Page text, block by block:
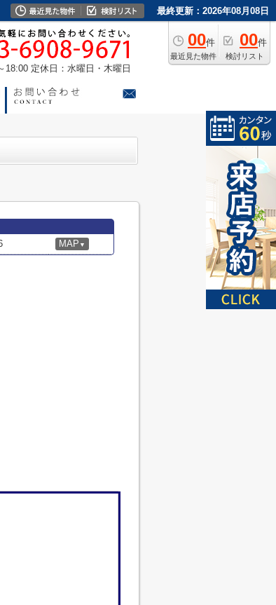
最終更新：2026年08月08日
00件
最近見た物件
00件
検討リスト
18:00 定休日：水曜日・木曜日
MAP ▼